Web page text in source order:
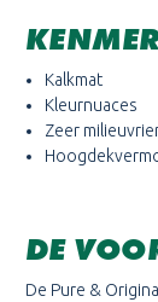
Kalkmat
Kleurnuaces
Zeer
DE
De Pure &